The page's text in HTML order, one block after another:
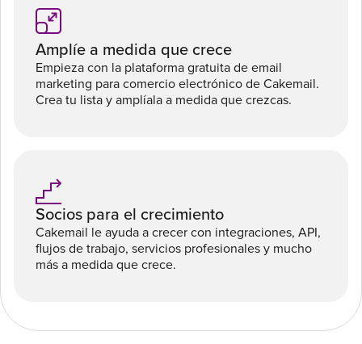
Amplíe a medida que crece
Empieza con la plataforma gratuita de email
marketing para comercio electrónico de Cakemail.
Crea tu lista y amplíala a medida que crezcas.
Socios para el crecimiento
Cakemail le ayuda a crecer con integraciones, API,
flujos de trabajo, servicios profesionales y mucho
más a medida que crece.